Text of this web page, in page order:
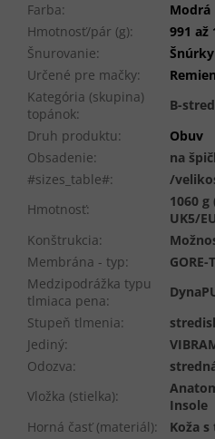
Farba:
Modrá
Hmotnosť/pár (g):
991 až
Šnurovanie:
Šnúrky
Určené pre mačky:
Kategória (skupina)
topánok:
B-
Druh produktu:
Obuv
Obsadenie:
na
#sizes_table#:
/
Hmotnosť:
1060
UK5/
Konštrukcia:
Membrána - typ:
GORE-
Medzipodrážka typu
tlmiaca pena:
Stupeň tlmenia:
Jediný:
Odozva:
Vložka (stielka):
Insole
Horná časť (materiál):
Koža